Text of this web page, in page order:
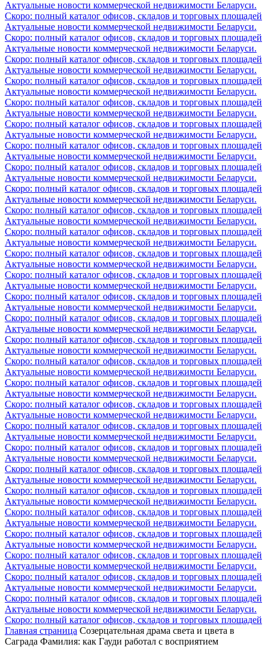
Актуальные новости коммерческой недвижимости Беларуси.
Скоро: полный каталог офисов, складов и торговых площадей
Актуальные новости коммерческой недвижимости Беларуси.
Скоро: полный каталог офисов, складов и торговых площадей
Актуальные новости коммерческой недвижимости Беларуси.
Скоро: полный каталог офисов, складов и торговых площадей
Актуальные новости коммерческой недвижимости Беларуси.
Скоро: полный каталог офисов, складов и торговых площадей
Актуальные новости коммерческой недвижимости Беларуси.
Скоро: полный каталог офисов, складов и торговых площадей
Актуальные новости коммерческой недвижимости Беларуси.
Скоро: полный каталог офисов, складов и торговых площадей
Актуальные новости коммерческой недвижимости Беларуси.
Скоро: полный каталог офисов, складов и торговых площадей
Актуальные новости коммерческой недвижимости Беларуси.
Скоро: полный каталог офисов, складов и торговых площадей
Актуальные новости коммерческой недвижимости Беларуси.
Скоро: полный каталог офисов, складов и торговых площадей
Актуальные новости коммерческой недвижимости Беларуси.
Скоро: полный каталог офисов, складов и торговых площадей
Актуальные новости коммерческой недвижимости Беларуси.
Скоро: полный каталог офисов, складов и торговых площадей
Актуальные новости коммерческой недвижимости Беларуси.
Скоро: полный каталог офисов, складов и торговых площадей
Актуальные новости коммерческой недвижимости Беларуси.
Скоро: полный каталог офисов, складов и торговых площадей
Актуальные новости коммерческой недвижимости Беларуси.
Скоро: полный каталог офисов, складов и торговых площадей
Актуальные новости коммерческой недвижимости Беларуси.
Скоро: полный каталог офисов, складов и торговых площадей
Актуальные новости коммерческой недвижимости Беларуси.
Скоро: полный каталог офисов, складов и торговых площадей
Актуальные новости коммерческой недвижимости Беларуси.
Скоро: полный каталог офисов, складов и торговых площадей
Актуальные новости коммерческой недвижимости Беларуси.
Скоро: полный каталог офисов, складов и торговых площадей
Актуальные новости коммерческой недвижимости Беларуси.
Скоро: полный каталог офисов, складов и торговых площадей
Актуальные новости коммерческой недвижимости Беларуси.
Скоро: полный каталог офисов, складов и торговых площадей
Актуальные новости коммерческой недвижимости Беларуси.
Скоро: полный каталог офисов, складов и торговых площадей
Актуальные новости коммерческой недвижимости Беларуси.
Скоро: полный каталог офисов, складов и торговых площадей
Актуальные новости коммерческой недвижимости Беларуси.
Скоро: полный каталог офисов, складов и торговых площадей
Актуальные новости коммерческой недвижимости Беларуси.
Скоро: полный каталог офисов, складов и торговых площадей
Актуальные новости коммерческой недвижимости Беларуси.
Скоро: полный каталог офисов, складов и торговых площадей
Актуальные новости коммерческой недвижимости Беларуси.
Скоро: полный каталог офисов, складов и торговых площадей
Актуальные новости коммерческой недвижимости Беларуси.
Скоро: полный каталог офисов, складов и торговых площадей
Актуальные новости коммерческой недвижимости Беларуси.
Скоро: полный каталог офисов, складов и торговых площадей
Актуальные новости коммерческой недвижимости Беларуси.
Скоро: полный каталог офисов, складов и торговых площадей
Главная страница Созерцательная драма света и цвета в
Саграда Фамилия: как Гауди работал с восприятием